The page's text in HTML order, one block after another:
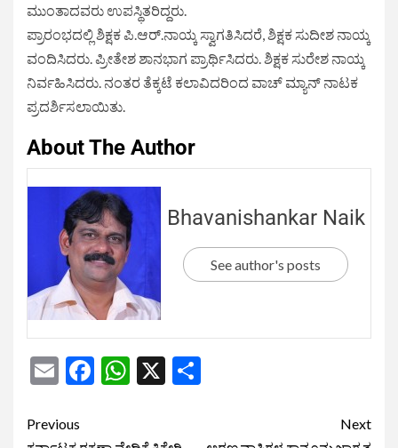
ಮುಂತಾದವರು ಉಪಸ್ಥಿತರಿದ್ದರು.
ಪ್ರಾರಂಭದಲ್ಲಿ ಶಿಕ್ಷಕ ಪಿ.ಆರ್.ನಾಯ್ಕ ಸ್ವಾಗತಿಸಿದರೆ, ಶಿಕ್ಷಕ ಸುದೀಶ ನಾಯ್ಕ
ವಂದಿಸಿದರು. ಪ್ರೀತೇಶ ಶಾನಭಾಗ ಪ್ರಾರ್ಥಿಸಿದರು. ಶಿಕ್ಷಕ ಸುರೇಶ ನಾಯ್ಕ
ನಿರ್ವಹಿಸಿದರು. ನಂತರ ತೆಕ್ಕಟೆ ಕಲಾವಿದರಿಂದ ವಾಚ್ ಮ್ಯಾನ್ ನಾಟಕ
ಪ್ರದರ್ಶಿಸಲಾಯಿತು.
About The Author
Bhavanishankar Naik
See author's posts
EmailFacebook
WhatsApp
X
Previous
Next